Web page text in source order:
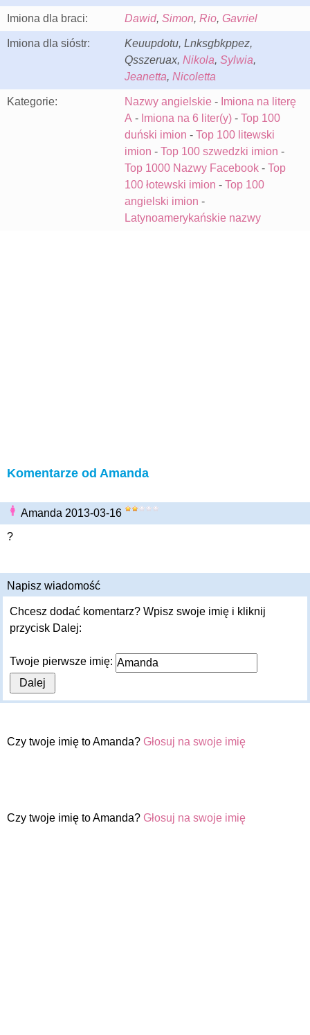
Imiona dla braci: Dawid, Simon, Rio, Gavriel
Imiona dla sióstr:
Keuupdotu, Lnksgbkppez,
Qsszeruax, Nikola, Sylwia,
Jeanetta, Nicoletta
Kategorie: Nazwy angielskie - Imiona na literę
A - Imiona na 6 liter(y) - Top 100
duński imion - Top 100 litewski
imion - Top 100 szwedzki imion -
Top 1000 Nazwy Facebook - Top
100 łotewski imion - Top 100
angielski imion -
Latynoamerykańskie nazwy
Komentarze od Amanda
Amanda 2013-03-16
?
Napisz wiadomość
Chcesz dodać komentarz? Wpisz swoje imię i kliknij
przycisk Dalej:
Twoje pierwsze imię:
Czy twoje imię to Amanda? Głosuj na swoje imię
Czy twoje imię to Amanda? Głosuj na swoje imię